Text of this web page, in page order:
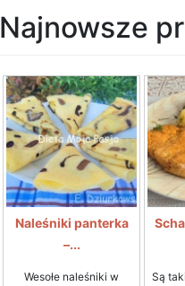
Najnowsze
Naleśniki panterka
–...
Wesołe naleśniki w
Są